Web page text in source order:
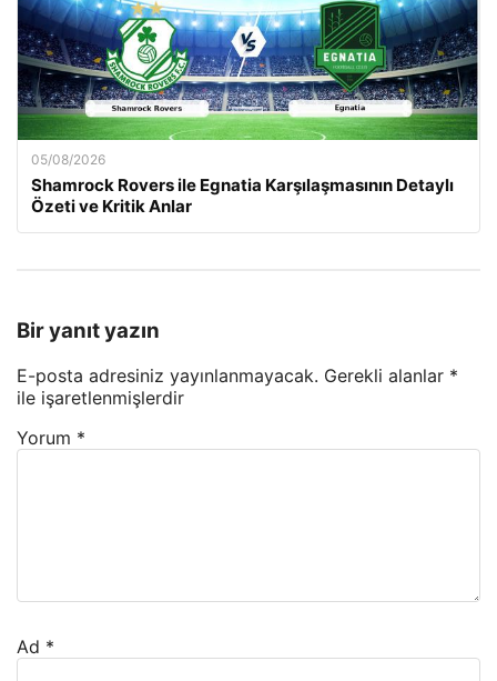
05/08/2026
Shamrock Rovers ile Egnatia Karşılaşmasının Detaylı
Özeti ve Kritik Anlar
Bir yanıt yazın
E-posta adresiniz yayınlanmayacak. Gerekli alanlar *
ile işaretlenmişlerdir
Yorum *
Ad *